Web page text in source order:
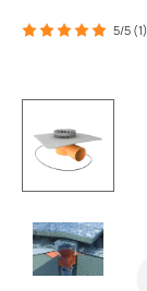
5/5 (1)